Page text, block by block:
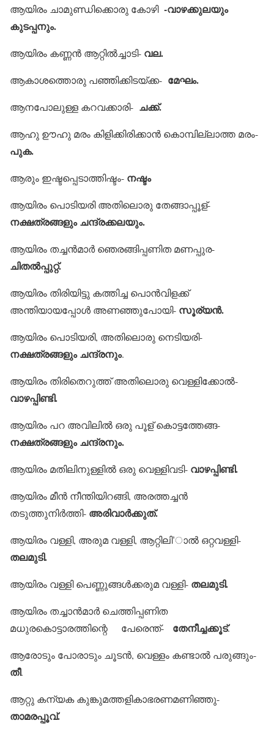
ആയിരം ചാമുണ്ഡിക്കൊരു കോഴി -വാഴക്കുലയും
കുടപ്പനും.
ആയിരം കണ്ണന്‍ ആറ്റില്‍ച്ചാടി- വല.
ആകാശത്തൊരു പഞ്ഞിക്കിടയ്ക്ക- മേഘം.
ആനപോലുള്ള കറവക്കാരി- ചക്ക്.
ആഹു ഊഹു മരം കിളിക്കിരിക്കാന്‍ കൊമ്പില്ലാത്ത മരം-
പുക.
ആരും ഇഷ്ടപ്പെടാത്തിഷ്ടം- നഷ്ടം
ആയിരം പൊടിയരി അതിലൊരു തേങ്ങാപ്പൂള്-
നക്ഷത്രങ്ങളും ചന്ദ്രക്കലയും.
ആയിരം തച്ചന്‍മാര്‍ ഞെരങ്ങിപ്പണിത മണപ്പുര-
ചിതല്‍പ്പുറ്റ്.
ആയിരം തിരിയിട്ടു കത്തിച്ച പൊന്‍വിളക്ക്
അന്തിയായപ്പോള്‍ അണഞ്ഞുപോയി- സൂര്യന്‍.
ആയിരം പൊടിയരി, അതിലൊരു നെടിയരി-
നക്ഷത്രങ്ങളും ചന്ദ്രനും.
ആയിരം തിരിതെറുത്ത് അതിലൊരു വെള്ളിക്കോല്‍-
വാഴപ്പിണ്ടി.
ആയിരം പറ അവിലില്‍ ഒരു പൂള് കൊട്ടത്തേങ്ങ-
നക്ഷത്രങ്ങളും ചന്ദ്രനും.
ആയിരം മതിലിനുള്ളില്‍ ഒരു വെള്ളിവടി- വാഴപ്പിണ്ടി.
ആയിരം മീന്‍ നീന്തിയിറങ്ങി, അരത്തച്ചന്‍
തടുത്തുനിര്‍ത്തി- അരിവാര്‍ക്കുത്.
ആയിരം വള്ളി, അരുമ വള്ളി, ആറ്റിലി’ാല്‍ ഒറ്റവള്ളി-
തലമുടി.
ആയിരം വള്ളി പെണ്ണുങ്ങള്‍ക്കരുമ വള്ളി- തലമുടി.
ആയിരം തച്ചാന്‍മാര്‍ ചെത്തിപ്പണിത
മധുരകൊട്ടാരത്തിന്റെ പേരെന്ത്- തേനീച്ചക്കൂട്.
ആരോടും പോരാടും ചൂടന്‍, വെള്ളം കണ്ടാല്‍ പരുങ്ങും-
തീ.
ആറ്റു കന്യക കുങ്കുമത്തളികാഭരണമണിഞ്ഞു-
താമരപ്പൂവ്.